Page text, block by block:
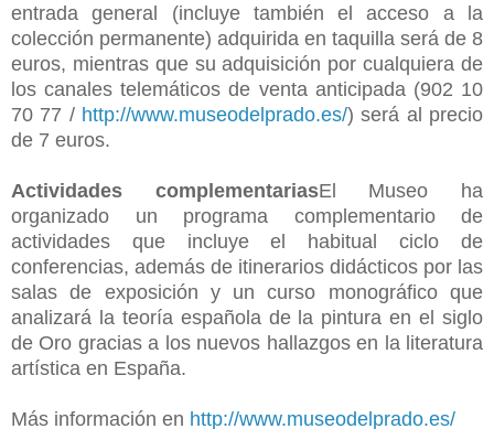
entrada general (incluye también el acceso a la
colección permanente) adquirida en taquilla será de 8
euros, mientras que su adquisición por cualquiera de
los canales telemáticos de venta anticipada (902 10
70 77 / http://www.museodelprado.es/) será al precio
de 7 euros.
Actividades complementariasEl Museo ha
organizado un programa complementario de
actividades que incluye el habitual ciclo de
conferencias, además de itinerarios didácticos por las
salas de exposición y un curso monográfico que
analizará la teoría española de la pintura en el siglo
de Oro gracias a los nuevos hallazgos en la literatura
artística en España.
Más información en http://www.museodelprado.es/